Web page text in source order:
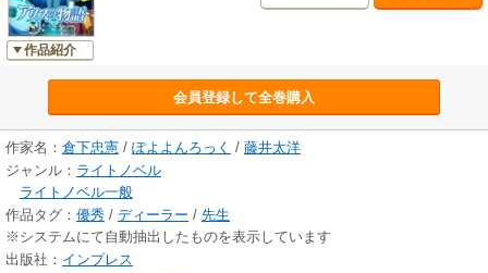
フォーマットの中でしっかりと読ませてくれる作品でした。序盤で登場す
る物がただの小道具に収まることなく、最後に物語を閉じている構成も素
晴らしい。
＜著者＞
倉下 忠憲（くらした ただのり）
仕事術や知的生産などの話題を扱うブログ「R-style」管理人。コンビニ店
長を経て、物書きに転身。『Evernote「超」知的生産術』（Ｃ＆Ｒ研究
所）『Evernoteとアナログノートによるハイブリッド発想術』（技術評論
社）などの著作あり。セルフパブリッシングでの出版にも意欲的に取り組
んでいる。
作品紹介
会員登録して全巻購入
作家名： 倉下忠憲 / ぽよよんろっく / 藤井太洋
ジャンル： ライトノベル
ライトノベル一般
作品タグ： 優秀 / ディーラー / 先生
※システムにて自動抽出したものを表示しています
出版社： インプレス